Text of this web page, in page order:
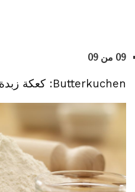
09 من 09
Butterkuchen: كعكة زبدة بسيطة